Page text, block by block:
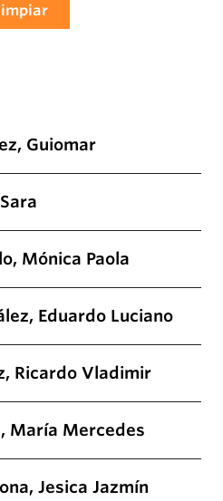
Guiomar
Mónica Paola
Eduardo Luciano
Ricardo Vladimir
María Mercedes
Jesica Jazmín